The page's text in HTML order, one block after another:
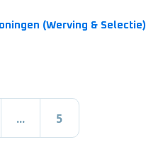
(Werving & Selectie)
... 5